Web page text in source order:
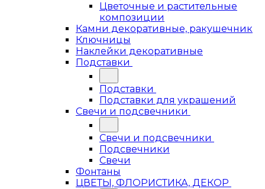
Цветочные и растительные
композиции
Камни декоративные, ракушечник
Ключницы
Наклейки декоративные
Подставки
Подставки
Подставки для украшений
Свечи и подсвечники
Свечи и подсвечники
Подсвечники
Свечи
Фонтаны
ЦВЕТЫ, ФЛОРИСТИКА, ДЕКОР